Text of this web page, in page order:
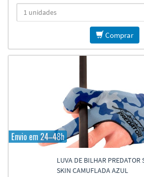
Comprar
Envio em 24–48h
LUVA DE BILHAR PREDATOR
SKIN CAMUFLADA AZUL